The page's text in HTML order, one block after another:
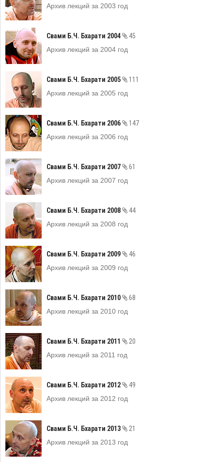
Архив лекций за 2003 год
Свами Б.Ч. Бхарати 2004
45
Архив лекций за 2004 год
Свами Б.Ч. Бхарати 2005
111
Архив лекций за 2005 год
Свами Б.Ч. Бхарати 2006
147
Архив лекций за 2006 год
Свами Б.Ч. Бхарати 2007
61
Архив лекций за 2007 год
Свами Б.Ч. Бхарати 2008
44
Архив лекций за 2008 год
Свами Б.Ч. Бхарати 2009
46
Архив лекций за 2009 год
Свами Б.Ч. Бхарати 2010
68
Архив лекций за 2010 год
Свами Б.Ч. Бхарати 2011
20
Архив лекций за 2011 год
Свами Б.Ч. Бхарати 2012
49
Архив лекций за 2012 год
Свами Б.Ч. Бхарати 2013
21
Архив лекций за 2013 год